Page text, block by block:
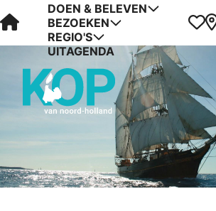
Visit Kop van Holland
DOEN & BELEVEN
BEZOEKEN
REGIO'S
UITAGENDA